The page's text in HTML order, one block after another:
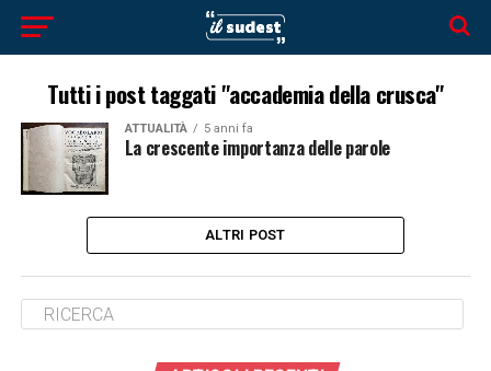
Tutti i post taggati "accademia della crusca"
ATTUALITÀ 5 anni fa
La crescente importanza delle parole
ALTRI POST